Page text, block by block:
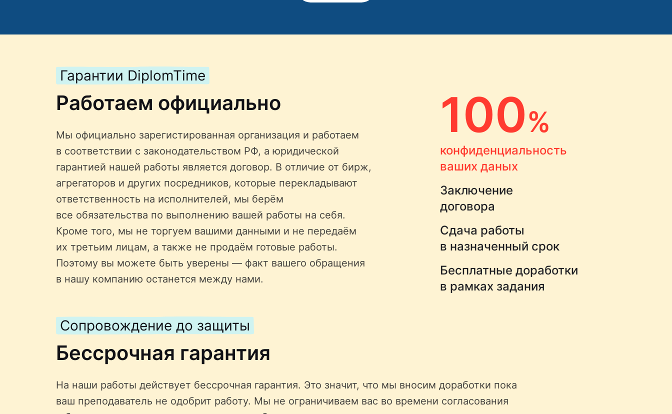
Гарантии DiplomTime
Работаем официально
Мы официально зарегистированная организация и работаем
в соответствии с законодательством РФ, а юридической
гарантией нашей работы является договор. В отличие от бирж,
агрегаторов и других посредников, которые перекладывают
ответственность на исполнителей, мы берём
все обязательства по выполнению вашей работы на себя.
Кроме того, мы не торгуем вашими данными и не передаём
их третьим лицам, а также не продаём готовые работы.
Поэтому вы можете быть уверены — факт вашего обращения
в нашу компанию останется между нами.
100%
конфиденциальность
ваших даных
Заключение
договора
Сдача работы
в назначенный срок
Бесплатные доработки
в рамках задания
Сопровождение до защиты
Бессрочная гарантия
На наши работы действует бессрочная гарантия. Это значит, что мы вносим доработки пока
ваш преподаватель не одобрит работу. Мы не ограничиваем вас во времени согласования